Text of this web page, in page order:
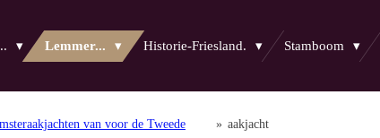
Lemmer... Historie-Friesland. Stamboom
van voor de Tweede
» aakjacht